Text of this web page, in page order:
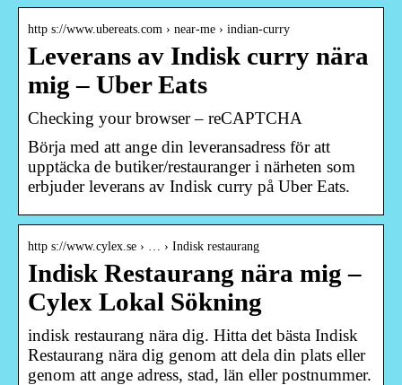
http s://www.ubereats.com › near-me › indian-curry
Leverans av Indisk curry nära
mig – Uber Eats
Checking your browser – reCAPTCHA
Börja med att ange din leveransadress för att
upptäcka de butiker/restauranger i närheten som
erbjuder leverans av Indisk curry på Uber Eats.
http s://www.cylex.se › … › Indisk restaurang
Indisk Restaurang nära mig –
Cylex Lokal Sökning
indisk restaurang nära dig. Hitta det bästa Indisk
Restaurang nära dig genom att dela din plats eller
genom att ange adress, stad, län eller postnummer.